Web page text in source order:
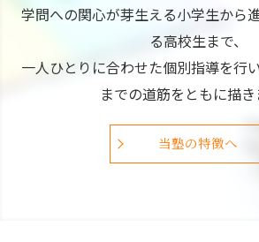
学問への関心が芽生える小学生から
る高校生まで、
一人ひとりに合わせた個別指導を行
までの道筋をともに描き
当塾の特徴へ